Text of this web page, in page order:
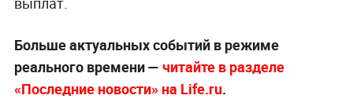
Больше актуальных событий в режиме
реального времени — читайте в разделе
«Последние новости» на Life.ru.